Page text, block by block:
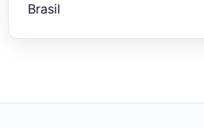
Brasil